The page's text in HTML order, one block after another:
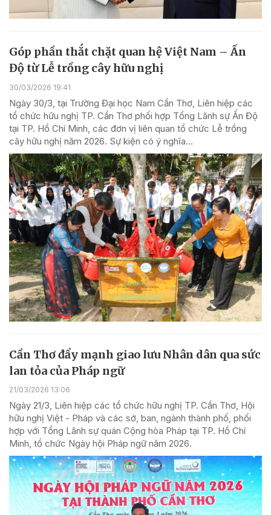
Góp phần thắt chặt quan hệ Việt Nam – Ấn
Độ từ Lễ trồng cây hữu nghị
30/03/2026 19:41
Ngày 30/3, tại Trường Đại học Nam Cần Thơ, Liên hiệp các
tổ chức hữu nghị TP. Cần Thơ phối hợp Tổng Lãnh sự Ấn Độ
tại TP. Hồ Chí Minh, các đơn vị liên quan tổ chức Lễ trồng
cây hữu nghị năm 2026. Sự kiện có ý nghĩa...
Cần Thơ đẩy mạnh giao lưu Nhân dân qua sức
lan tỏa của Pháp ngữ
21/03/2026 13:06
Ngày 21/3, Liên hiệp các tổ chức hữu nghị TP. Cần Thơ, Hội
hữu nghị Việt - Pháp và các sở, ban, ngành thành phố, phối
hợp với Tổng Lãnh sự quán Cộng hòa Pháp tại TP. Hồ Chí
Minh, tổ chức Ngày hội Pháp ngữ năm 2026.